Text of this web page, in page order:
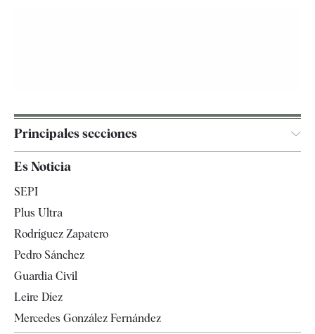
Principales secciones
España
Televisión
Es Noticia
SEPI
Plus Ultra
Rodríguez Zapatero
Pedro Sánchez
Guardia Civil
Leire Díez
Mercedes González Fernández